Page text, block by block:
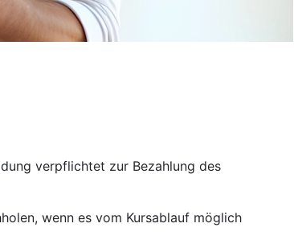
verpflichtet zur Bezahlung des
wenn es vom Kursablauf möglich